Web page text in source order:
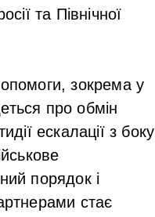
та Північної
зокрема у
про обмін
ескалації з боку
порядок і
стає